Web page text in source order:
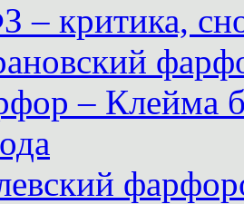
– критика,
– Клейма